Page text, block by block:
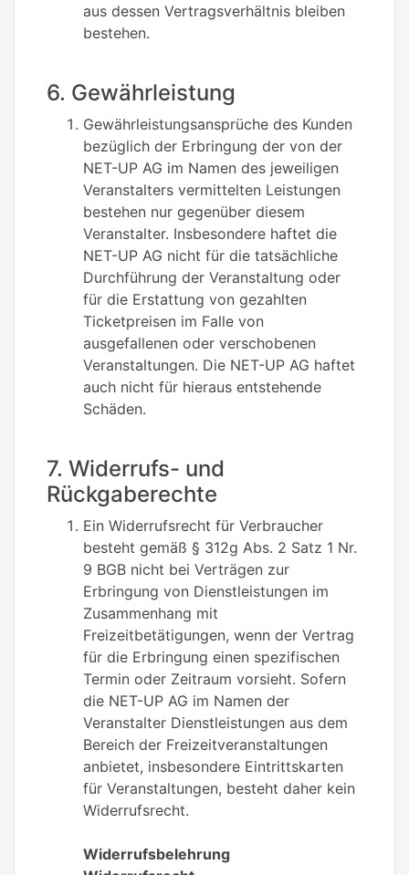
aus dessen Vertragsverhältnis bleiben
bestehen.
6. Gewährleistung
Gewährleistungsansprüche des Kunden
bezüglich der Erbringung der von der
NET-UP AG im Namen des jeweiligen
Veranstalters vermittelten Leistungen
bestehen nur gegenüber diesem
Veranstalter. Insbesondere haftet die
NET-UP AG nicht für die tatsächliche
Durchführung der Veranstaltung oder
für die Erstattung von gezahlten
Ticketpreisen im Falle von
ausgefallenen oder verschobenen
Veranstaltungen. Die NET-UP AG haftet
auch nicht für hieraus entstehende
Schäden.
7. Widerrufs- und
Rückgaberechte
Ein Widerrufsrecht für Verbraucher
besteht gemäß § 312g Abs. 2 Satz 1 Nr.
9 BGB nicht bei Verträgen zur
Erbringung von Dienstleistungen im
Zusammenhang mit
Freizeitbetätigungen, wenn der Vertrag
für die Erbringung einen spezifischen
Termin oder Zeitraum vorsieht. Sofern
die NET-UP AG im Namen der
Veranstalter Dienstleistungen aus dem
Bereich der Freizeitveranstaltungen
anbietet, insbesondere Eintrittskarten
für Veranstaltungen, besteht daher kein
Widerrufsrecht.
Widerrufsbelehrung